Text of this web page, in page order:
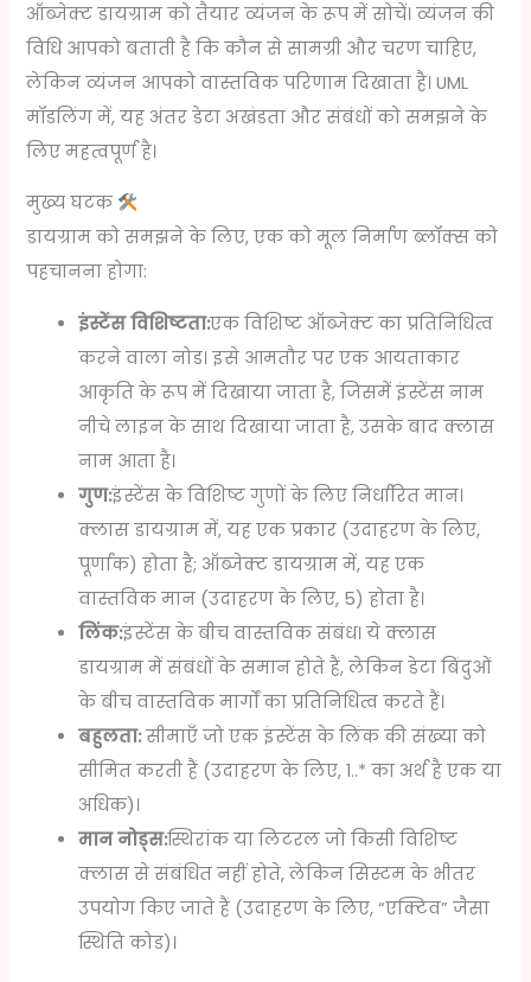
ऑब्जेक्ट डायग्राम को तैयार व्यंजन के रूप में सोचें। व्यंजन की
विधि आपको बताती है कि कौन से सामग्री और चरण चाहिए,
लेकिन व्यंजन आपको वास्तविक परिणाम दिखाता है। UML
मॉडलिंग में, यह अंतर डेटा अखंडता और संबंधों को समझने के
लिए महत्वपूर्ण है।
मुख्य घटक
डायग्राम को समझने के लिए, एक को मूल निर्माण ब्लॉक्स को
पहचानना होगा:
इंस्टेंस विशिष्टता:एक विशिष्ट ऑब्जेक्ट का प्रतिनिधित्व
करने वाला नोड। इसे आमतौर पर एक आयताकार
आकृति के रूप में दिखाया जाता है, जिसमें इंस्टेंस नाम
नीचे लाइन के साथ दिखाया जाता है, उसके बाद क्लास
नाम आता है।
गुण:इंस्टेंस के विशिष्ट गुणों के लिए निर्धारित मान।
क्लास डायग्राम में, यह एक प्रकार (उदाहरण के लिए,
पूर्णांक) होता है; ऑब्जेक्ट डायग्राम में, यह एक
वास्तविक मान (उदाहरण के लिए, 5) होता है।
लिंक:इंस्टेंस के बीच वास्तविक संबंध। ये क्लास
डायग्राम में संबंधों के समान होते हैं, लेकिन डेटा बिंदुओं
के बीच वास्तविक मार्गों का प्रतिनिधित्व करते हैं।
बहुलता:सीमाएँ जो एक इंस्टेंस के लिंक की संख्या को
सीमित करती हैं (उदाहरण के लिए, 1..* का अर्थ है एक या
अधिक)।
मान नोड्स:स्थिरांक या लिटरल जो किसी विशिष्ट
क्लास से संबंधित नहीं होते, लेकिन सिस्टम के भीतर
उपयोग किए जाते हैं (उदाहरण के लिए, “एक्टिव” जैसा
स्थिति कोड)।